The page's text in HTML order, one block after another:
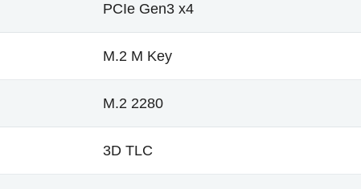
PCIe Gen3 x4
M.2 M Key
M.2 2280
3D TLC